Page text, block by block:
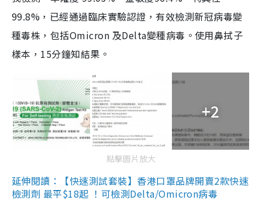
99.8%，已經通過臨床實驗認證，有效檢測新冠病毒變
種毒株，包括Omicron 及Delta變種病毒。使用鼻拭子
樣本，15分鐘知結果。
+2
點擊圖片放大
延伸閱讀：【快速測試套裝】香港口罩品牌開賣2款快速
檢測劑 最平$18起 ！可檢測Delta/Omicron病毒